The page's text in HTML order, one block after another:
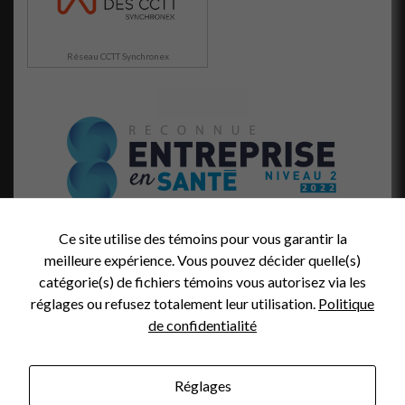
Réseau CCTT Synchronex
Ce site utilise des témoins pour vous garantir la
meilleure expérience. Vous pouvez décider quelle(s)
catégorie(s) de fichiers témoins vous autorisez via les
réglages ou refusez totalement leur utilisation. Politique
de confidentialité
Réglages
des offres
personnalisés.